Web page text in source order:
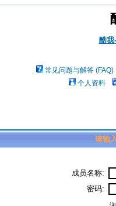
酷我
常见问题与解答 (FAQ)
个人资料
请输
成员名称:
密码: